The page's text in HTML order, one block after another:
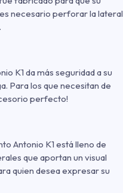
necesario perforar la lateral
K1 da más seguridad a su
Para los que necesitan de
perfecto!
Antonio K1 está lleno de
que aportan un visual
quien desea expresar su